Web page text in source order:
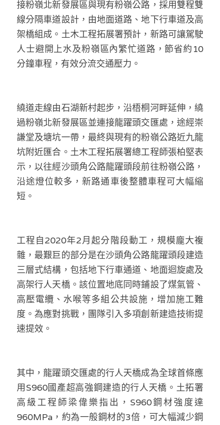
大衛sir專欄
曾子晴 - 晴深直說
龔靜儀大律師專欄
陳子遷律師專欄
羅浚軒專欄
溫志倫專欄
汪明欣專欄
香港科技專上書院｜專欄
接粉嶺北新發展區與現有粉嶺公路，採用雙程雙
線分隔車道設計，由地面道路、地下行車道及高
架橋組成。土木工程拓展署預計，新路可讓駕駛
人士避開上水及粉嶺區內繁忙道路，節省約10
分鐘車程，有效分流交通壓力。
繞道走線由石湖新村起步，沿梧桐河畔延伸，繞
過粉嶺北新發展區並連接龍躍頭交匯處，途經崇
謙堂及塘坑一帶，最終與現有的粉嶺公路近九龍
坑附近匯合。土木工程拓展署總工程師張柏堅表
示，以往經沙頭角公路龍躍頭段前往粉嶺公路，
沿途燈位較多，新路通車後整體車程可大幅縮
短。
工程自2020年2月起分階段動工，規模龐大複
雜，最艱巨的部分是在沙頭角公路龍躍頭段建造
三層式結構，包括地下行車通道、地面迴旋處及
高架行人天橋。該位置地底同時鋪設了煤氣管、
高壓電纜、水喉等多組公共設施，增加施工難
度。為應對挑戰，團隊引入多項創新建造技術提
速提效。
其中，龍躍頭交匯處的行人天橋成為全球首條應
用S960國產超高強鋼建造的行人天橋。土拓署
高級工程師梁偉樂指出，S960鋼材強度達
960MPa，約為一般鋼材的3倍，可大幅減少鋼